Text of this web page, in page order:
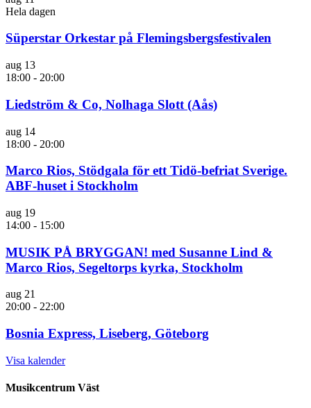
Hela dagen
Süperstar Orkestar på Flemingsbergsfestivalen
aug 13
18:00 - 20:00
Liedström & Co, Nolhaga Slott (Aås)
aug 14
18:00 - 20:00
Marco Rios, Stödgala för ett Tidö-befriat Sverige.
ABF-huset i Stockholm
aug 19
14:00 - 15:00
MUSIK PÅ BRYGGAN! med Susanne Lind &
Marco Rios, Segeltorps kyrka, Stockholm
aug 21
20:00 - 22:00
Bosnia Express, Liseberg, Göteborg
Visa kalender
Musikcentrum Väst